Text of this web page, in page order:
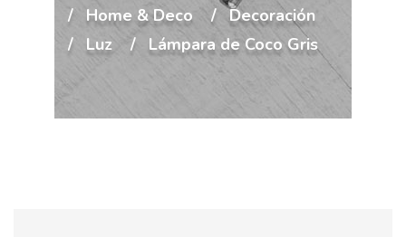
Home & Deco
Decoración
Luz
Lámpara de Coco Gris